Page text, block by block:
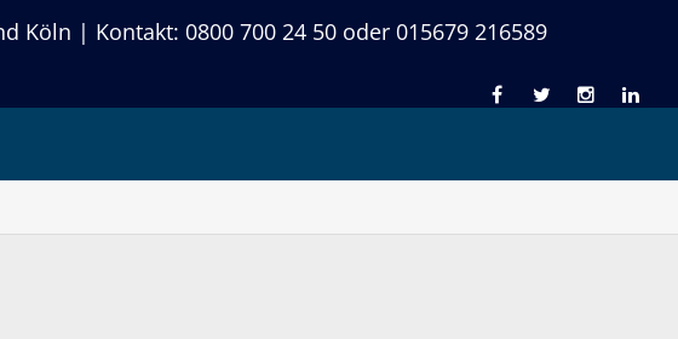
| Kontakt: 0800 700 24 50 oder 015679 216589
Recht zur fristlosen